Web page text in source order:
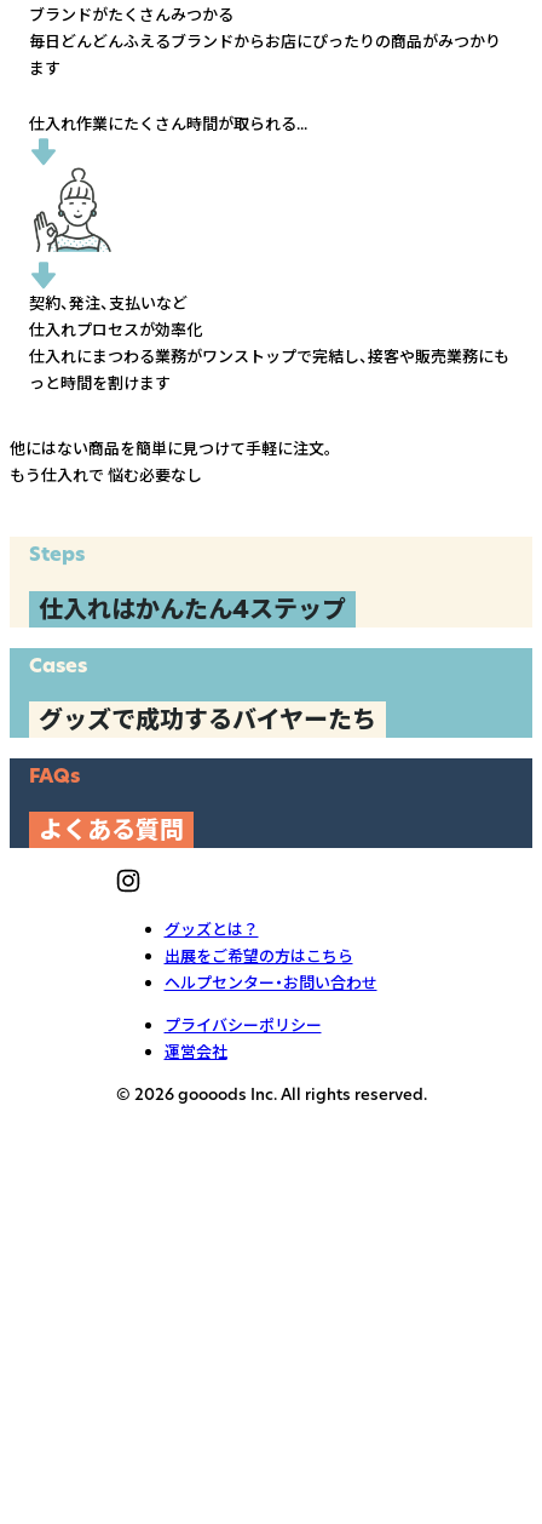
ブランドがたくさんみつかる
毎日どんどんふえるブランドからお店にぴったりの商品がみつかり
ます
仕入れ作業にたくさん時間が取られる...
契約、発注、支払いなど
仕入れプロセスが効率化
仕入れにまつわる業務がワンストップで完結し、接客や販売業務にも
っと時間を割けます
他にはない商品を簡単に見つけて手軽に注文。
もう仕入れで 悩む必要なし
Steps
仕入れはかんたん4ステップ
Cases
グッズで成功するバイヤーたち
FAQs
よくある質問
グッズとは？
出展をご希望の方はこちら
ヘルプセンター・お問い合わせ
プライバシーポリシー
運営会社
© 2026 goooods Inc. All rights reserved.